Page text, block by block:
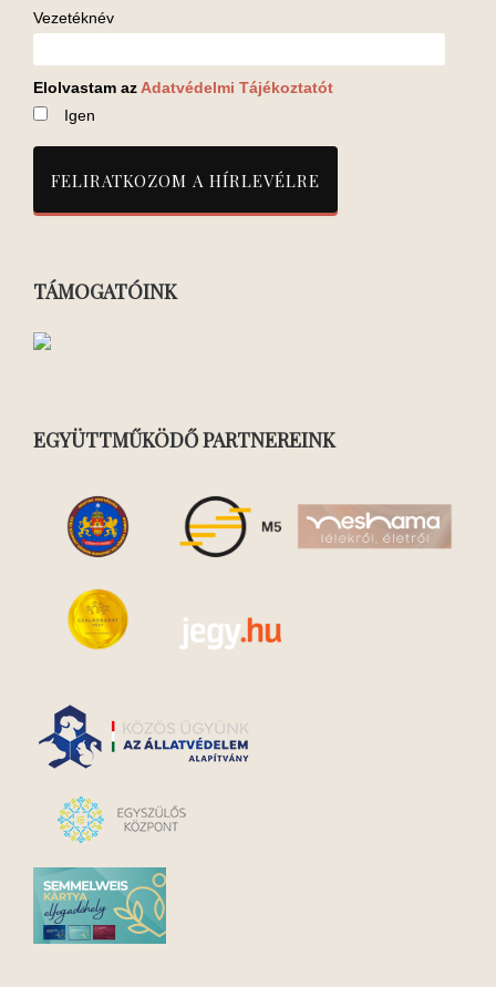
Vezetéknév
Elolvastam az Adatvédelmi Tájékoztatót
Igen
TÁMOGATÓINK
EGYÜTTMŰKÖDŐ PARTNEREINK